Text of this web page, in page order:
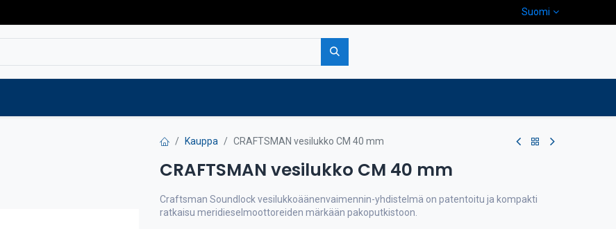
Suomi
Kauppa CRAFTSMAN vesilukko CM 40 mm
CRAFTSMAN vesilukko CM 40 mm
Craftsman Soundlock vesilukkoäänenvaimennin-yhdistelmä on patentoitu ja kompakti
ratkaisu meridieselmoottoreiden märkään pakoputkistoon.